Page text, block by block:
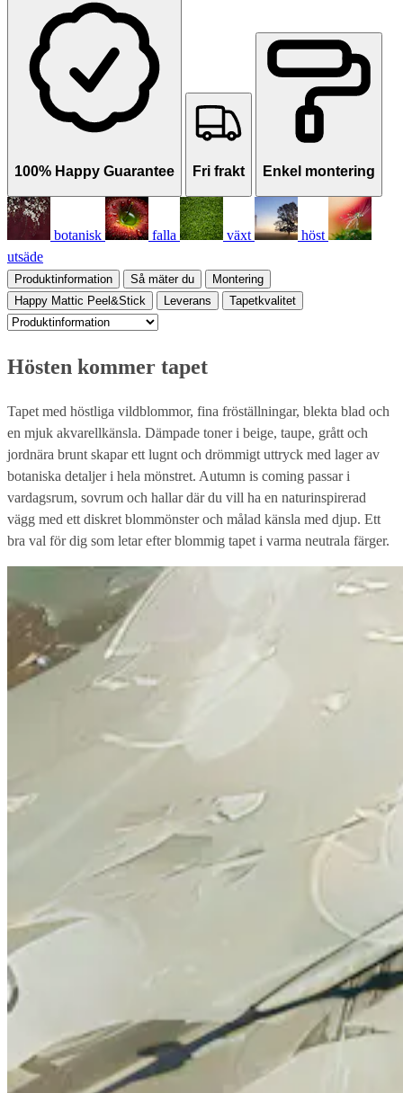
100% Happy Guarantee Fri frakt Enkel montering
botanisk falla växt
höst
utsäde
Produktinformation Så mäter du
Montering
Happy Mattic Peel&Stick
Leverans Tapetkvalitet
Hösten kommer tapet
Tapet med höstliga vildblommor, fina fröställningar, blekta blad och
en mjuk akvarellkänsla. Dämpade toner i beige, taupe, grått och
jordnära brunt skapar ett lugnt och drömmigt uttryck med lager av
botaniska detaljer i hela mönstret. Autumn is coming passar i
vardagsrum, sovrum och hallar där du vill ha en naturinspirerad
vägg med ett diskret blommönster och målad känsla med djup. Ett
bra val för dig som letar efter blommig tapet i varma neutrala färger.